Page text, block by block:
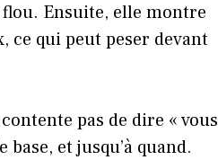
Ensuite, elle montre
ce qui peut peser devant
pas de dire « vous
et jusqu’à quand.